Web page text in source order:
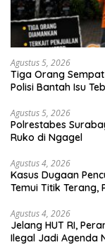
Agustus 5, 2026
Tiga Orang
Polisi Bantah Isu
Agustus 5, 2026
Polrestabes
Ruko di Ngagel
Agustus 4, 2026
Kasus Dugaan
Temui Titik Terang,
Agustus 4, 2026
Jelang HUT RI,
Ilegal Jadi Agenda